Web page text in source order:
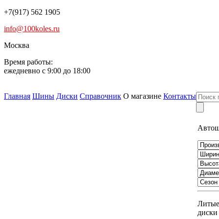
+7(917) 562 1905
info@100koles.ru
Москва
Время работы:
ежедневно с 9:00 до 18:00
Главная Шины Диски Справочник О магазине Контакты
Литые
диски